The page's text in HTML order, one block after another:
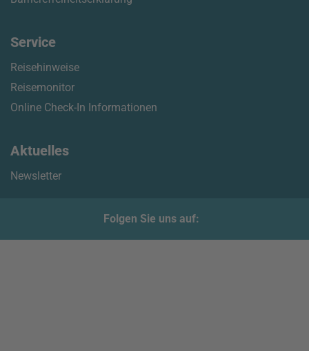
Service
Reisehinweise
Reisemonitor
Online Check-In Informationen
Aktuelles
Newsletter
Folgen Sie uns auf: